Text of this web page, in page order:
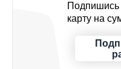
Подпишись
карту на